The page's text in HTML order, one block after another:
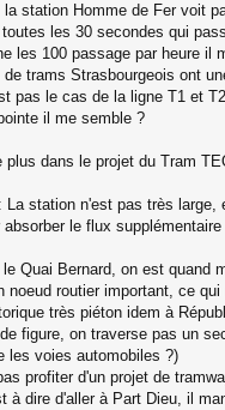
station Homme de Fer voit
les 30 secondes qui
les 100 passage par heure il
de trams Strasbourgeois ont
pas le cas de la ligne T1 et
il me semble ?
plus dans le projet du Tram
La station n'est pas très large,
le flux
Quai Bernard, on est quand
noeud routier important, ce
très piéton idem à
figure, on traverse pas un
les voies automobiles ?)
profiter d'un projet de
à dire d'aller à Part Dieu, il